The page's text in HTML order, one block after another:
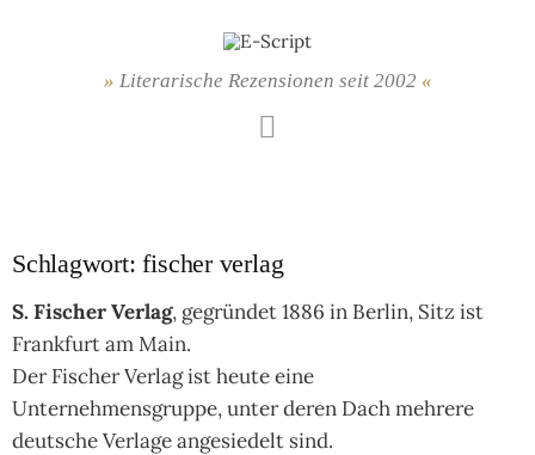
Literarische Rezensionen seit 2002
Schlagwort:fischer verlag
S. Fischer Verlag, gegründet 1886 in Berlin, Sitz ist
Frankfurt am Main.
Der Fischer Verlag ist heute eine
Unternehmensgruppe, unter deren Dach mehrere
deutsche Verlage angesiedelt sind.